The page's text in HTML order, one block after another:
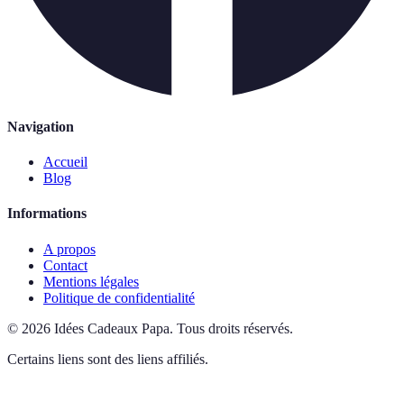
Navigation
Accueil
Blog
Informations
A propos
Contact
Mentions légales
Politique de confidentialité
© 2026 Idées Cadeaux Papa. Tous droits réservés.
Certains liens sont des liens affiliés.